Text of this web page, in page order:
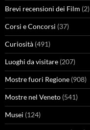
Brevi recensioni dei Film (2)
Corsi e Concorsi (37)
Curiosità (491)
Luoghi da visitare (207)
Mostre fuori Regione (908)
Mostre nel Veneto (541)
Musei (124)